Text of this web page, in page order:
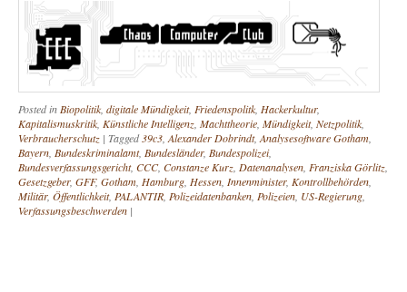
Posted inBiopolitik, digitale Mündigkeit, Friedenspolitk, Hackerkultur,
Kapitalismuskritik, Künstliche Intelligenz, Machttheorie, Mündigkeit, Netzpolitik,
Verbraucherschutz | Tagged39c3,Alexander Dobrindt,Analysesoftware Gotham,
Bayern, Bundeskriminalamt, Bundesländer, Bundespolizei,
Bundesverfassungsgericht, CCC, Constanze Kurz, Datenanalysen, Franziska Görlitz,
Gesetzgeber, GFF, Gotham, Hamburg, Hessen, Innenminister, Kontrollbehörden,
Militär, Öffentlichkeit, PALANTIR, Polizeidatenbanken, Polizeien, US-Regierung,
Verfassungsbeschwerden |